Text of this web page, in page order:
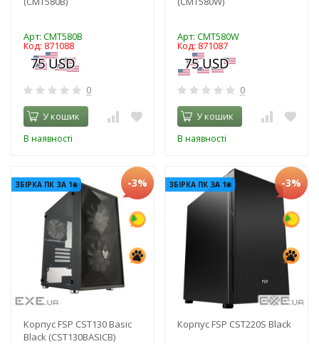
Арт: CMT580B
Код: 871088
0
У кошик
В наявності
Арт: CMT580W
Код: 871087
0
У кошик
В наявності
ЗБІРКА ПК ЗА 1₴ -3%
Корпус FSP CST130 Basic
Black (CST130BASICB)
ЗБІРКА ПК ЗА 1₴ -3%
Корпус FSP CST220S Black